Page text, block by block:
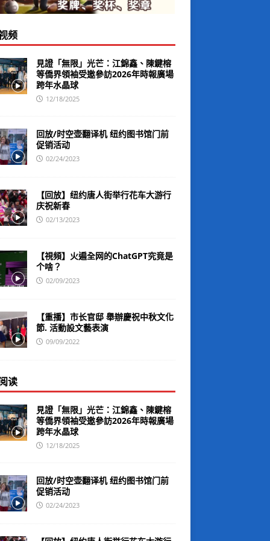
频
見證「無限」光芒：江錦鑫、陳鍵榕
等僑界領袖受邀參訪2026年時報廣場
跨年水晶球
12/18/2025
回放/时空壶翻译机 纽约图书馆门前
促销活动
02/24/2023
【回放】纽约唐人街举行花车大游行
庆祝新春
02/13/2023
【視頻】火遍全网的ChatGPT究竟是
个啥？
02/09/2023
【重播】市长官邸 舉辦慶祝中秋文化
節. 活動設文藝表演
09/09/2022
读
見證「無限」光芒：江錦鑫、陳鍵榕
等僑界領袖受邀參訪2026年時報廣場
跨年水晶球
12/18/2025
回放/时空壶翻译机 纽约图书馆门前
促销活动
02/24/2023